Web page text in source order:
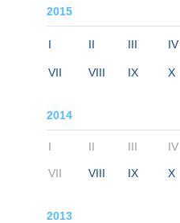
2015
I II III IV
VII VIII IX X
2014
I II III IV
VII VIII IX X
2013